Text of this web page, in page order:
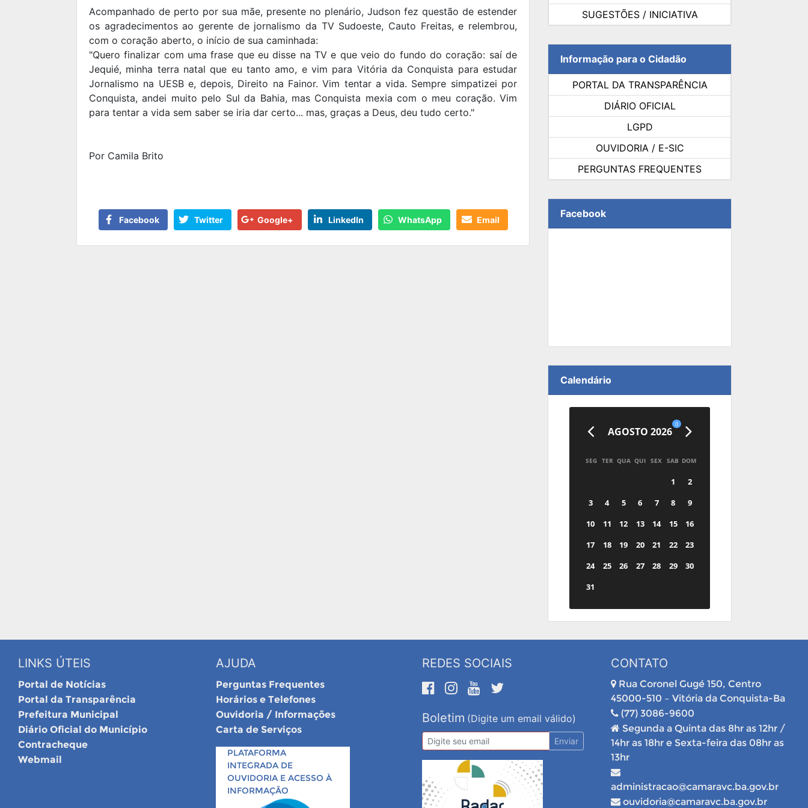
Acompanhado de perto por sua mãe, presente no plenário, Judson fez questão de estender
os agradecimentos ao gerente de jornalismo da TV Sudoeste, Cauto Freitas, e relembrou,
com o coração aberto, o início de sua caminhada:
"Quero finalizar com uma frase que eu disse na TV e que veio do fundo do coração: saí de
Jequié, minha terra natal que eu tanto amo, e vim para Vitória da Conquista para estudar
Jornalismo na UESB e, depois, Direito na Fainor. Vim tentar a vida. Sempre simpatizei por
Conquista, andei muito pelo Sul da Bahia, mas Conquista mexia com o meu coração. Vim
para tentar a vida sem saber se iria dar certo... mas, graças a Deus, deu tudo certo."
Por Camila Brito
Facebook Twitter Google+ LinkedIn WhatsApp Email
SUGESTÕES / INICIATIVA
Informação para o Cidadão
PORTAL DA TRANSPARÊNCIA
DIÁRIO OFICIAL
LGPD
OUVIDORIA / E-SIC
PERGUNTAS FREQUENTES
Facebook
Calendário
AGOSTO 2026
0
SEG TER QUA QUI SEX SAB DOM
1
2
3
4 5 6 7 8
9
10
11 12 13 14 15
16
17
18 19 20 21 22
23
24
25 26 27 28 29
30
31
LINKS ÚTEIS
Portal de Notícias
Portal da Transparência
Prefeitura Municipal
Diário Oficial do Município
Contracheque
Webmail
AJUDA
Perguntas Frequentes
Horários e Telefones
Ouvidoria / Informações
Carta de Serviços
PLATAFORMA
INTEGRADA DE
OUVIDORIA E ACESSO À
INFORMAÇÃO
REDES SOCIAIS
Boletim (Digite um email válido)
Enviar
CONTATO
Rua Coronel Gugé 150, Centro
45000-510 – Vitória da Conquista-Ba
(77) 3086-9600
Segunda a Quinta das 8hr as 12hr /
14hr as 18hr e Sexta-feira das 08hr as
13hr
administracao@camaravc.ba.gov.br
ouvidoria@camaravc.ba.gov.br